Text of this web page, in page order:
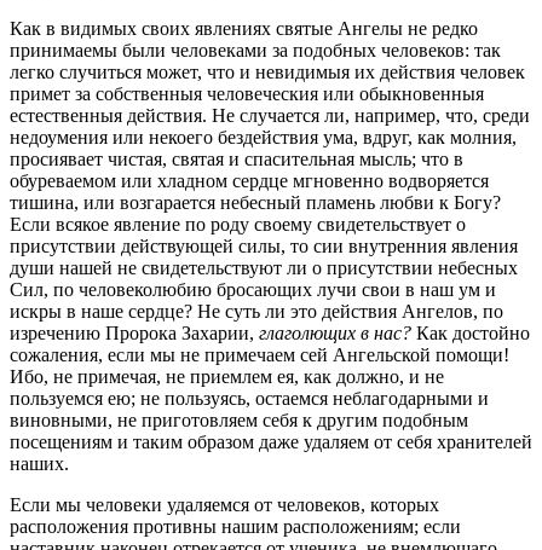
Как в видимых своих явлениях святые Ангелы не редко
принимаемы были человеками за подобных человеков: так
легко случиться может, что и невидимыя их действия человек
примет за собственныя человеческия или обыкновенныя
естественныя действия. Не случается ли, например, что, среди
недоумения или некоего бездействия ума, вдруг, как молния,
просиявает чистая, святая и спасительная мысль; что в
обуреваемом или хладном сердце мгновенно водворяется
тишина, или возгарается небесный пламень любви к Богу?
Если всякое явление по роду своему свидетельствует о
присутствии действующей силы, то сии внутренния явления
души нашей не свидетельствуют ли о присутствии небесных
Сил, по человеколюбию бросающих лучи свои в наш ум и
искры в наше сердце? Не суть ли это действия Ангелов, по
изречению Пророка Захарии, глаголющих в нас? Как достойно
сожаления, если мы не примечаем сей Ангельской помощи!
Ибо, не примечая, не приемлем ея, как должно, и не
пользуемся ею; не пользуясь, остаемся неблагодарными и
виновными, не приготовляем себя к другим подобным
посещениям и таким образом даже удаляем от себя хранителей
наших.
Если мы человеки удаляемся от человеков, которых
расположения противны нашим расположениям; если